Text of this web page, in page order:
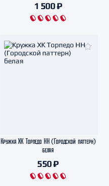
1 500 ₽
Кружка ХК Торпедо НН (Городской паттерн)
белая
550 ₽